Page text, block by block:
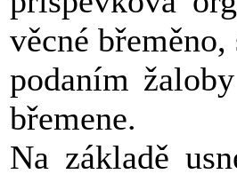
věcné břeměno,
podaním
břemene.
Na základě